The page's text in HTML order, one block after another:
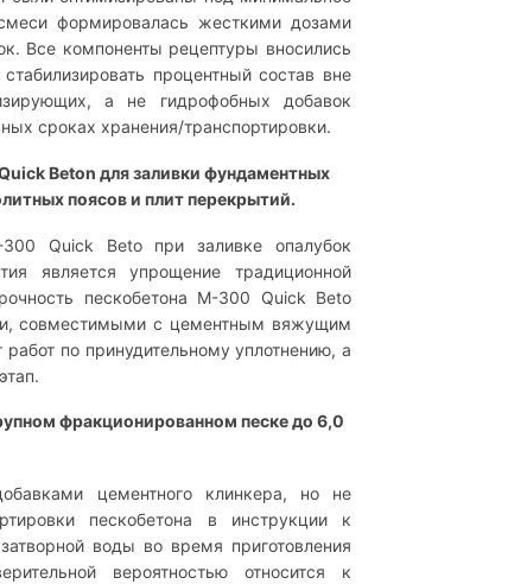
формировалась жесткими дозами
Все компоненты рецептуры вносились
процентный состав вне
а не гидрофобных добавок
сроках хранения/транспортировки.
Beton для заливки фундаментных
поясов и плит перекрытий.
Quick Beto при заливке опалубок
является упрощение традиционной
пескобетона М-300 Quick Beto
совместимыми с цементным вяжущим
по принудительному уплотнению, а
фракционированном песке до 6,0
цементного клинкера, но не
пескобетона в инструкции к
воды во время приготовления
вероятностью относится к